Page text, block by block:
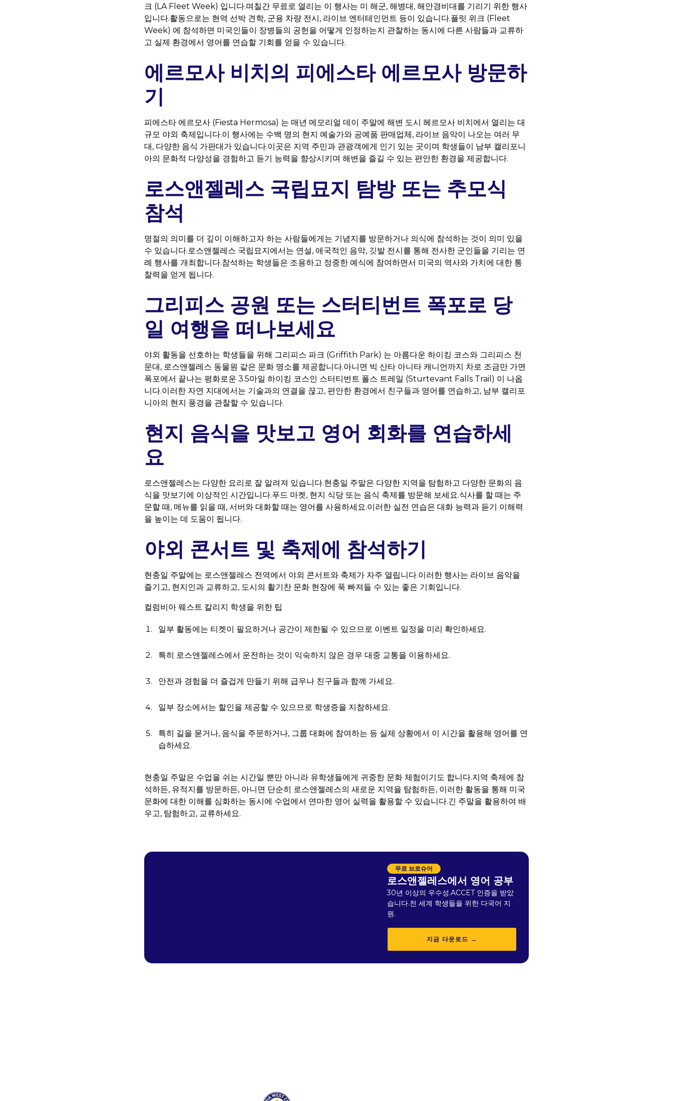
크 (LA Fleet Week) 입니다.며칠간 무료로 열리는 이 행사는 미 해군, 해병대, 해안경비대를 기리기 위한 행사
입니다.활동으로는 현역 선박 견학, 군용 차량 전시, 라이브 엔터테인먼트 등이 있습니다.플릿 위크 (Fleet
Week) 에 참석하면 미국인들이 장병들의 공헌을 어떻게 인정하는지 관찰하는 동시에 다른 사람들과 교류하
고 실제 환경에서 영어를 연습할 기회를 얻을 수 있습니다.
에르모사 비치의 피에스타 에르모사 방문하
기
피에스타 에르모사 (Fiesta Hermosa) 는 매년 메모리얼 데이 주말에 해변 도시 헤르모사 비치에서 열리는 대
규모 야외 축제입니다.이 행사에는 수백 명의 현지 예술가와 공예품 판매업체, 라이브 음악이 나오는 여러 무
대, 다양한 음식 가판대가 있습니다.이곳은 지역 주민과 관광객에게 인기 있는 곳이며 학생들이 남부 캘리포니
아의 문화적 다양성을 경험하고 듣기 능력을 향상시키며 해변을 즐길 수 있는 편안한 환경을 제공합니다.
로스앤젤레스 국립묘지 탐방 또는 추모식
참석
명절의 의미를 더 깊이 이해하고자 하는 사람들에게는 기념지를 방문하거나 의식에 참석하는 것이 의미 있을
수 있습니다.로스앤젤레스 국립묘지에서는 연설, 애국적인 음악, 깃발 전시를 통해 전사한 군인들을 기리는 연
례 행사를 개최합니다.참석하는 학생들은 조용하고 정중한 예식에 참여하면서 미국의 역사와 가치에 대한 통
찰력을 얻게 됩니다.
그리피스 공원 또는 스터티번트 폭포로 당
일 여행을 떠나보세요
야외 활동을 선호하는 학생들을 위해 그리피스 파크 (Griffith Park) 는 아름다운 하이킹 코스와 그리피스 천
문대, 로스앤젤레스 동물원 같은 문화 명소를 제공합니다.아니면 빅 산타 아니타 캐니언까지 차로 조금만 가면
폭포에서 끝나는 평화로운 3.5마일 하이킹 코스인 스터티번트 폴스 트레일 (Sturtevant Falls Trail) 이 나옵
니다.이러한 자연 지대에서는 기술과의 연결을 끊고, 편안한 환경에서 친구들과 영어를 연습하고, 남부 캘리포
니아의 현지 풍경을 관찰할 수 있습니다.
현지 음식을 맛보고 영어 회화를 연습하세
요
로스앤젤레스는 다양한 요리로 잘 알려져 있습니다.현충일 주말은 다양한 지역을 탐험하고 다양한 문화의 음
식을 맛보기에 이상적인 시간입니다.푸드 마켓, 현지 식당 또는 음식 축제를 방문해 보세요.식사를 할 때는 주
문할 때, 메뉴를 읽을 때, 서버와 대화할 때는 영어를 사용하세요.이러한 실전 연습은 대화 능력과 듣기 이해력
을 높이는 데 도움이 됩니다.
야외 콘서트 및 축제에 참석하기
현충일 주말에는 로스앤젤레스 전역에서 야외 콘서트와 축제가 자주 열립니다.이러한 행사는 라이브 음악을
즐기고, 현지인과 교류하고, 도시의 활기찬 문화 현장에 푹 빠져들 수 있는 좋은 기회입니다.
컬럼비아 웨스트 칼리지 학생을 위한 팁
일부 활동에는 티켓이 필요하거나 공간이 제한될 수 있으므로 이벤트 일정을 미리 확인하세요.
특히 로스앤젤레스에서 운전하는 것이 익숙하지 않은 경우 대중 교통을 이용하세요.
안전과 경험을 더 즐겁게 만들기 위해 급우나 친구들과 함께 가세요.
일부 장소에서는 할인을 제공할 수 있으므로 학생증을 지참하세요.
특히 길을 묻거나, 음식을 주문하거나, 그룹 대화에 참여하는 등 실제 상황에서 이 시간을 활용해 영어를 연
습하세요.
현충일 주말은 수업을 쉬는 시간일 뿐만 아니라 유학생들에게 귀중한 문화 체험이기도 합니다.지역 축제에 참
석하든, 유적지를 방문하든, 아니면 단순히 로스앤젤레스의 새로운 지역을 탐험하든, 이러한 활동을 통해 미국
문화에 대한 이해를 심화하는 동시에 수업에서 연마한 영어 실력을 활용할 수 있습니다.긴 주말을 활용하여 배
우고, 탐험하고, 교류하세요.
무료 브로슈어
로스앤젤레스에서 영어 공부
30년 이상의 우수성.ACCET 인증을 받았
습니다.전 세계 학생들을 위한 다국어 지
원.
지금 다운로드 →